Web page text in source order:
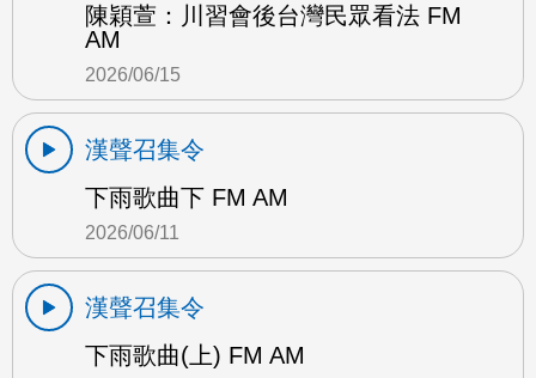
陳穎萱：川習會後台灣民眾看法 FM
AM
2026/06/15
漢聲召集令
下雨歌曲下 FM AM
2026/06/11
漢聲召集令
下雨歌曲(上) FM AM